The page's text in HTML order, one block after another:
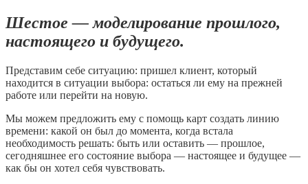
Шестое — моделирование прошлого,
настоящего и будущего.
Представим себе ситуацию: пришел клиент, который
находится в ситуации выбора: остаться ли ему на прежней
работе или перейти на новую.
Мы можем предложить ему с помощь карт создать линию
времени: какой он был до момента, когда встала
необходимость решать: быть или оставить — прошлое,
сегодняшнее его состояние выбора — настоящее и будущее —
как бы он хотел себя чувствовать.